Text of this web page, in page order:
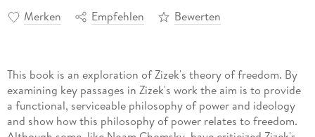
Merken Empfehlen Bewerten
This book is an exploration of Zizek's theory of freedom. By
examining key passages in Zizek's work the aim is to provide
a functional, serviceable philosophy of power and ideology
and show how this philosophy of power relates to freedom.